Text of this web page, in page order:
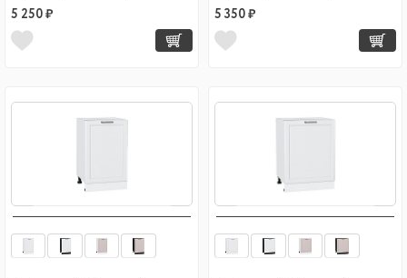
5 250 ₽ 5 350 ₽